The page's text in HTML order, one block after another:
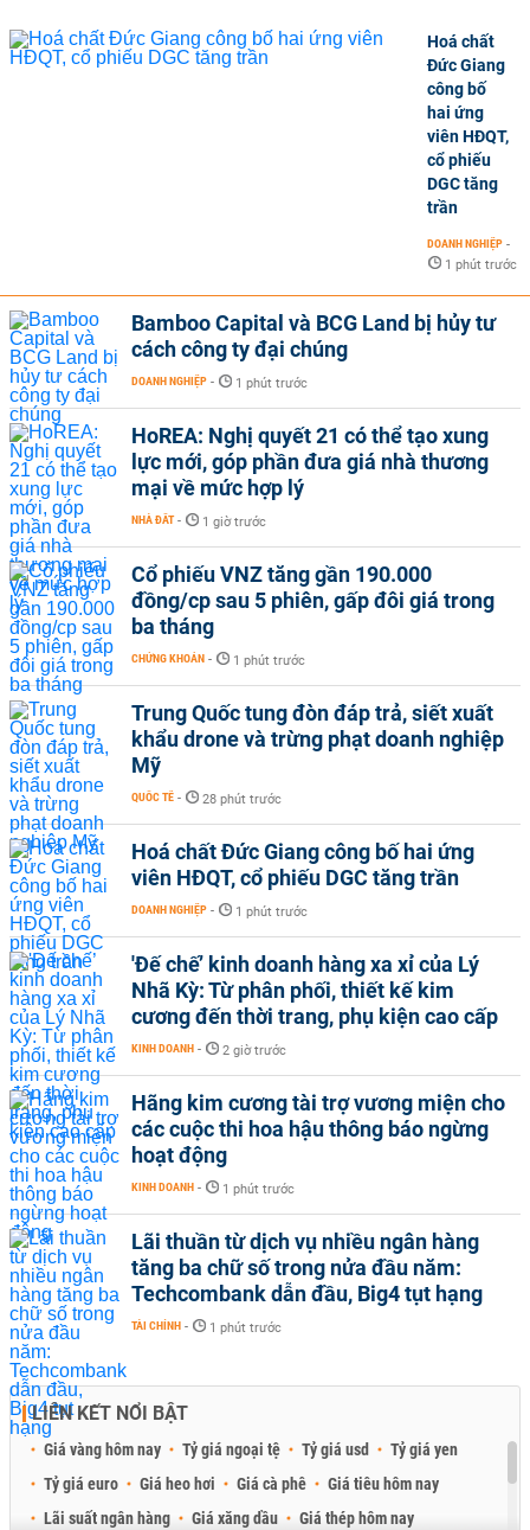
Hoá chất
Đức Giang
công bố
hai ứng
viên HĐQT,
cổ phiếu
DGC tăng
trần
DOANH NGHIỆP -
1 phút trước
Bamboo Capital và BCG Land bị hủy tư
cách công ty đại chúng
DOANH NGHIỆP - 1 phút trước
HoREA: Nghị quyết 21 có thể tạo xung
lực mới, góp phần đưa giá nhà thương
mại về mức hợp lý
NHÀ ĐẤT - 1 giờ trước
Cổ phiếu VNZ tăng gần 190.000
đồng/cp sau 5 phiên, gấp đôi giá trong
ba tháng
CHỨNG KHOÁN - 1 phút trước
Trung Quốc tung đòn đáp trả, siết xuất
khẩu drone và trừng phạt doanh nghiệp
Mỹ
QUỐC TẾ - 28 phút trước
Hoá chất Đức Giang công bố hai ứng
viên HĐQT, cổ phiếu DGC tăng trần
DOANH NGHIỆP - 1 phút trước
'Đế chế’ kinh doanh hàng xa xỉ của Lý
Nhã Kỳ: Từ phân phối, thiết kế kim
cương đến thời trang, phụ kiện cao cấp
KINH DOANH - 2 giờ trước
Hãng kim cương tài trợ vương miện cho
các cuộc thi hoa hậu thông báo ngừng
hoạt động
KINH DOANH - 1 phút trước
Lãi thuần từ dịch vụ nhiều ngân hàng
tăng ba chữ số trong nửa đầu năm:
Techcombank dẫn đầu, Big4 tụt hạng
TÀI CHÍNH - 1 phút trước
LIÊN KẾT NỔI BẬT
Giá vàng hôm nay Tỷ giá ngoại tệ Tỷ giá usd
Tỷ giá yen
Tỷ giá euro
Giá heo hơi Giá cà phê
Giá tiêu hôm nay
Lãi suất ngân hàng
Giá xăng dầu Giá thép hôm nay